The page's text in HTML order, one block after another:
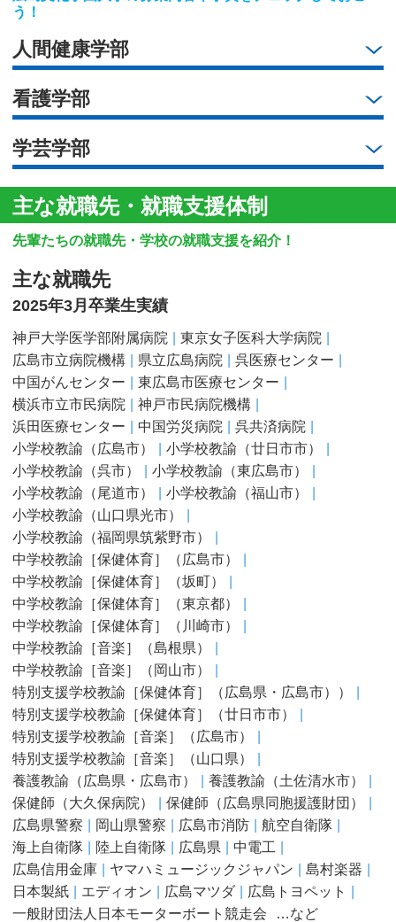
う！
人間健康学部
看護学部
学芸学部
主な就職先・就職支援体制
先輩たちの就職先・学校の就職支援を紹介！
主な就職先
2025年3月卒業生実績
神戸大学医学部附属病院
東京女子医科大学病院
広島市立病院機構
県立広島病院
呉医療センター
中国がんセンター
東広島市医療センター
横浜市立市民病院
神戸市民病院機構
浜田医療センター
中国労災病院
呉共済病院
小学校教諭（広島市）
小学校教諭（廿日市市）
小学校教諭（呉市）
小学校教諭（東広島市）
小学校教諭（尾道市）
小学校教諭（福山市）
小学校教諭（山口県光市）
小学校教諭（福岡県筑紫野市）
中学校教諭［保健体育］（広島市）
中学校教諭［保健体育］（坂町）
中学校教諭［保健体育］（東京都）
中学校教諭［保健体育］（川崎市）
中学校教諭［音楽］（島根県）
中学校教諭［音楽］（岡山市）
特別支援学校教諭［保健体育］（広島県・広島市））
特別支援学校教諭［保健体育］（廿日市市）
特別支援学校教諭［音楽］（広島市）
特別支援学校教諭［音楽］（山口県）
養護教諭（広島県・広島市）
養護教諭（土佐清水市）
保健師（大久保病院）
保健師（広島県同胞援護財団）
広島県警察
岡山県警察 広島市消防
航空自衛隊
海上自衛隊
陸上自衛隊 広島県
中電工
広島信用金庫
ヤマハミュージックジャパン
島村楽器
日本製紙
エディオン 広島マツダ
広島トヨペット
一般財団法人日本モーターボート競走会
…など